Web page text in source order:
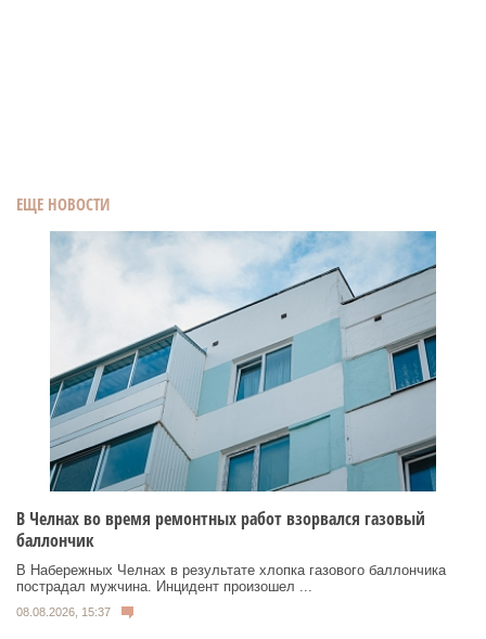
ЕЩЕ НОВОСТИ
В Челнах во время ремонтных работ взорвался газовый
баллончик
В Набережных Челнах в результате хлопка газового баллончика
пострадал мужчина. Инцидент произошел ...
08.08.2026, 15:37